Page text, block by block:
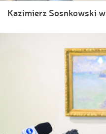
Kazimierz Sosnkowski